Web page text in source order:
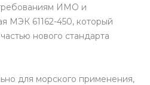
ИМО и
МЭК 61162-450, который
нового стандарта
для морского применения,